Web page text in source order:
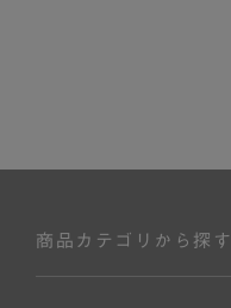
商品カテゴリから探す